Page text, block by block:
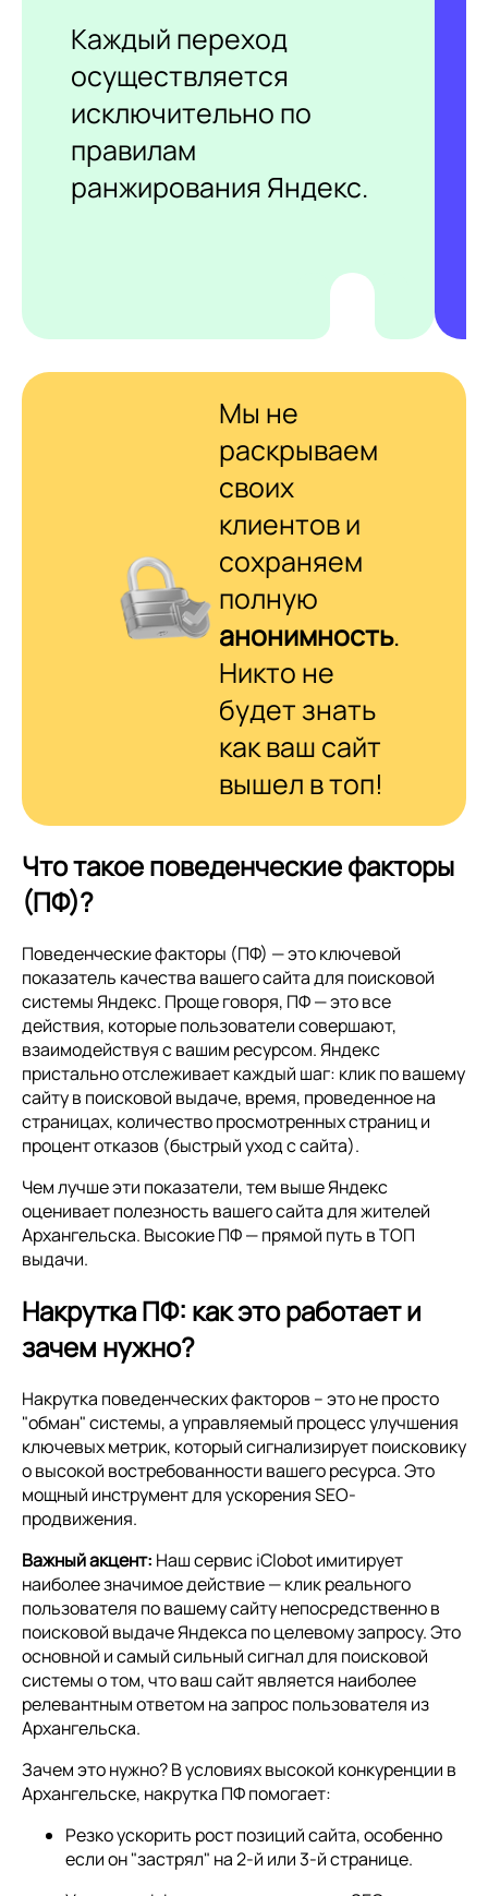
Каждый переход
осуществляется
исключительно по
правилам
ранжирования Яндекс.
Мы не
раскрываем
своих
клиентов и
сохраняем
полную
анонимность.
Никто не
будет знать
как ваш сайт
вышел в топ!
Что такое поведенческие факторы
(ПФ)?
Поведенческие факторы (ПФ) — это ключевой
показатель качества вашего сайта для поисковой
системы Яндекс. Проще говоря, ПФ — это все
действия, которые пользователи совершают,
взаимодействуя с вашим ресурсом. Яндекс
пристально отслеживает каждый шаг: клик по вашему
сайту в поисковой выдаче, время, проведенное на
страницах, количество просмотренных страниц и
процент отказов (быстрый уход с сайта).
Чем лучше эти показатели, тем выше Яндекс
оценивает полезность вашего сайта для жителей
Архангельска. Высокие ПФ — прямой путь в ТОП
выдачи.
Накрутка ПФ: как это работает и
зачем нужно?
Накрутка поведенческих факторов – это не просто
"обман" системы, а управляемый процесс улучшения
ключевых метрик, который сигнализирует поисковику
о высокой востребованности вашего ресурса. Это
мощный инструмент для ускорения SEO-
продвижения.
Важный акцент: Наш сервис iClobot имитирует
наиболее значимое действие — клик реального
пользователя по вашему сайту непосредственно в
поисковой выдаче Яндекса по целевому запросу. Это
основной и самый сильный сигнал для поисковой
системы о том, что ваш сайт является наиболее
релевантным ответом на запрос пользователя из
Архангельска.
Зачем это нужно? В условиях высокой конкуренции в
Архангельске, накрутка ПФ помогает:
Резко ускорить рост позиций сайта, особенно
если он "застрял" на 2-й или 3-й странице.